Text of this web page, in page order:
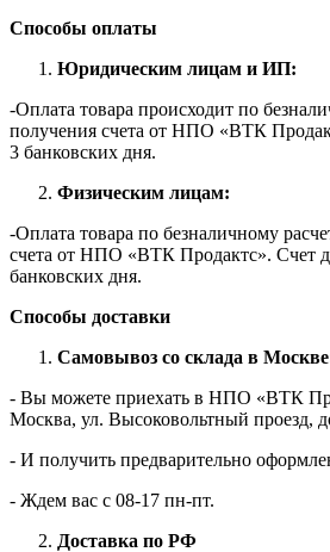
Способы оплаты
Юридическим лицам и ИП:
-Оплата товара происходит по
получения счета от НПО «ВТК
3 банковских дня.
Физическим лицам:
-Оплата товара по безналичному
счета от НПО «ВТК Продактс». Счет
банковских дня.
Способы доставки
Самовывоз со склада в
- Вы можете приехать в НПО «ВТК
Москва, ул. Высоковольтный проезд,
- И получить предварительно
- Ждем вас c 08-17 пн-пт.
Доставка по РФ